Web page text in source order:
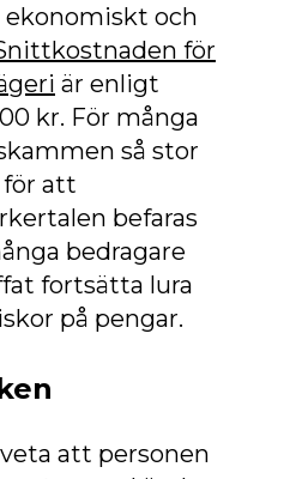
ekonomiskt och
för
är enligt
kr. För många
så stor
att
befaras
bedragare
fortsätta lura
på pengar.
att personen